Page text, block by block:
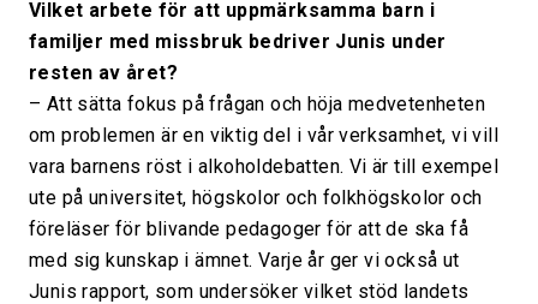
Vilket arbete för att uppmärksamma barn i
familjer med missbruk bedriver Junis under
resten av året?
– Att sätta fokus på frågan och höja medvetenheten
om problemen är en viktig del i vår verksamhet, vi vill
vara barnens röst i alkoholdebatten. Vi är till exempel
ute på universitet, högskolor och folkhögskolor och
föreläser för blivande pedagoger för att de ska få
med sig kunskap i ämnet. Varje år ger vi också ut
Junis rapport, som undersöker vilket stöd landets